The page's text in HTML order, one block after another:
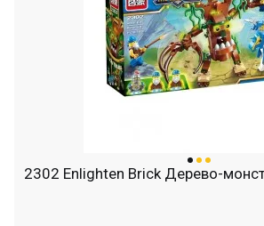
2302 Enlighten Brick Дерево-